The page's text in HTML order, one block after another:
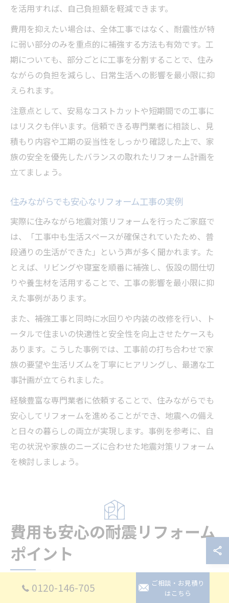
を活用すれば、自己負担額を軽減できます。
費用を抑えたい場合は、全体工事ではなく、耐震性が特
に弱い部分のみを重点的に補強する方法も有効です。工
期についても、部分ごとに工事を分割することで、住み
ながらの負担を減らし、日常生活への影響を最小限に抑
えられます。
注意点として、安易なコストカットや短期間での工事に
はリスクも伴います。信頼できる専門業者に相談し、見
積もり内容や工期の妥当性をしっかり確認した上で、家
族の安全を優先したバランスの取れたリフォーム計画を
立てましょう。
住みながらでも安心なリフォーム工事の実例
実際に住みながら地震対策リフォームを行ったご家庭で
は、「工事中も生活スペースが確保されていたため、普
段通りの生活ができた」という声が多く聞かれます。た
とえば、リビングや寝室を順番に補強し、仮設の間仕切
りや養生材を活用することで、工事の影響を最小限に抑
えた事例があります。
また、補強工事と同時に水回りや内装の改修を行い、ト
ータルで住まいの快適性と安全性を向上させたケースも
あります。こうした事例では、工事前の打ち合わせで家
族の要望や生活リズムを丁寧にヒアリングし、最適な工
事計画が立てられました。
経験豊富な専門業者に依頼することで、住みながらでも
安心してリフォームを進めることができ、地震への備え
と日々の暮らしの両立が実現します。事例を参考に、自
宅の状況や家族のニーズに合わせた地震対策リフォーム
を検討しましょう。
費用も安心の耐震リフォーム
ポイント
リフォーム費用を抑える耐震対策の選び方
0120-146-705
ご相談・お見積り
はこちら